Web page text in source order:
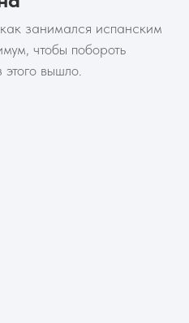
занимался испанским
чтобы побороть
вышло.